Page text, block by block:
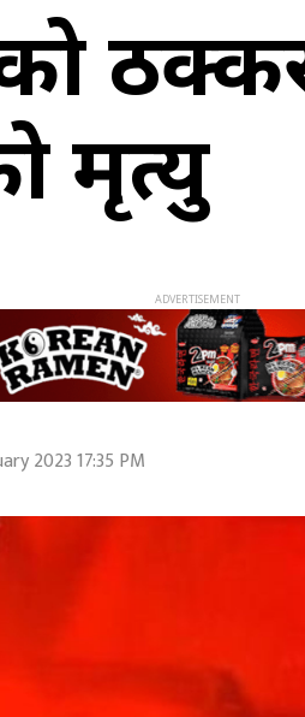
मृत्यु
2023 17:35 PM